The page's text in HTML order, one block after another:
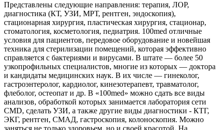
Представлены следующие направления: терапия, ЛОР,
диагностика (КТ, УЗИ, МРТ, рентген, эндоскопия),
стационарная хирургия, пластическая хирургия, стационар,
стоматология, косметология, педиатрия. 100med отличные
условия для пациентов, передовое оборудование и новейшая
техника для стерилизации помещений, которая эффективно
справляется с бактериями и вирусами. В штате — более 50
узкопрофильных специалистов, многие из которых — доктора
и кандидаты медицинских наук. В их числе — гинеколог,
гастроэнтеролог, кардиолог, кинезотерапевт, травматолог,
флеболог, остеопат и др. В «100med» можно сдать все виды
анализов, обработкой которых занимается лаборатория сети
CMD, сделать УЗИ, а также другие виды диагностики - КТГ,
ЭКГ, рентген, СМАД, гастроскопия, колоноскопия. Можно